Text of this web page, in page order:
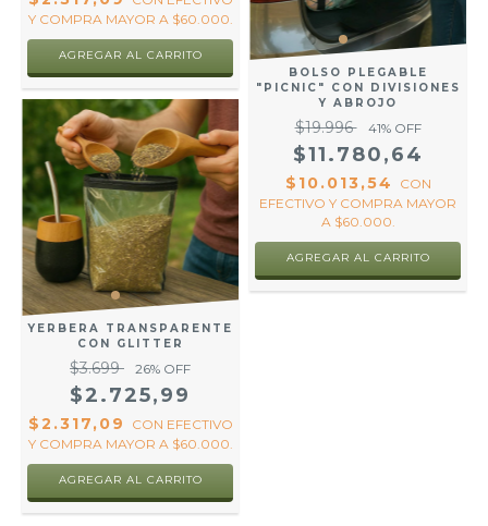
Y COMPRA MAYOR A $60.000.
AGREGAR AL CARRITO
YERBERA TRANSPARENTE
CON GLITTER
$3.699 26% OFF
$2.725,99
$2.317,09 CON EFECTIVO
Y COMPRA MAYOR A $60.000.
AGREGAR AL CARRITO
BOLSO PLEGABLE
"PICNIC" CON DIVISIONES
Y ABROJO
$19.996 41% OFF
$11.780,64
$10.013,54
CON
EFECTIVO Y COMPRA MAYOR
A $60.000.
AGREGAR AL CARRITO